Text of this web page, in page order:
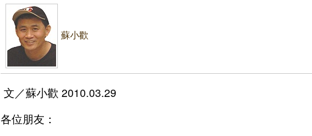
蘇小歡
文／蘇小歡 2010.03.29
各位朋友：